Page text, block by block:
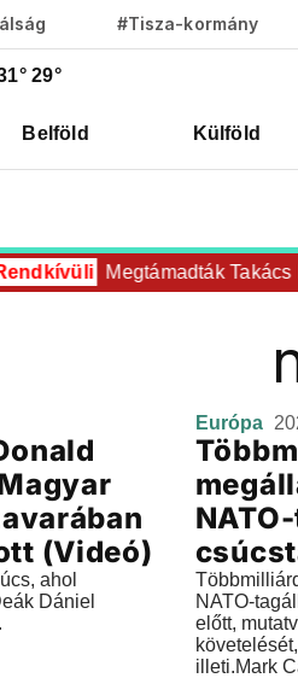
#Tisza-kormány
29°
Belföld Külföld
Megtámadták Takács
(Videó)
ahol
Dániel
Európa
NATO-
előtt,
illeti.Mark